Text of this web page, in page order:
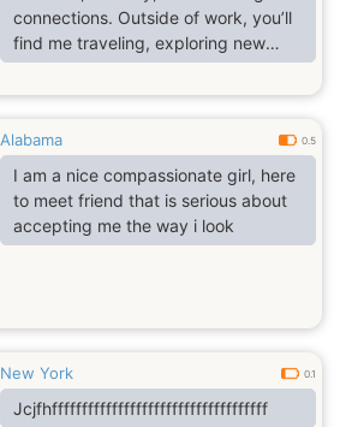
connections. Outside of work, you’ll
find me traveling, exploring new
cuisines, or enjoying cultural events.
I believe in mutual respect, great
something real with someone mature
and confident.”
Alabama 0.5
I am a nice compassionate girl, here
to meet friend that is serious about
accepting me the way i look
New York 0.1
Jcjfhffffffffffffffffffffffffffffffffffff